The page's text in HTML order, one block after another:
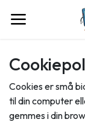
Cookies er små
til din computer
gemmes i din